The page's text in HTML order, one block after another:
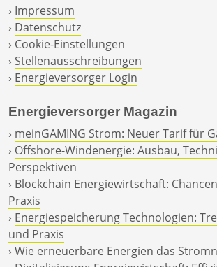
› Impressum
› Datenschutz
› Cookie-Einstellungen
› Stellenausschreibungen
› Energieversorger Login
Energieversorger Magazin
› meinGAMING Strom: Neuer Tarif für
› Offshore-Windenergie: Ausbau,
Perspektiven
› Blockchain Energiewirtschaft:
Praxis
› Energiespeicherung Technologien:
und Praxis
› Wie erneuerbare Energien das